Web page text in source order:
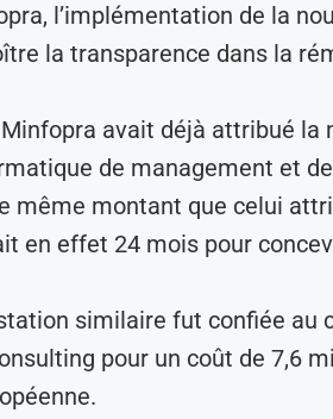
l’implémentation de la
la transparence dans la
avait déjà attribué la
de management et de
même montant que celui
en effet 24 mois pour
similaire fut confiée au
pour un coût de 7,6